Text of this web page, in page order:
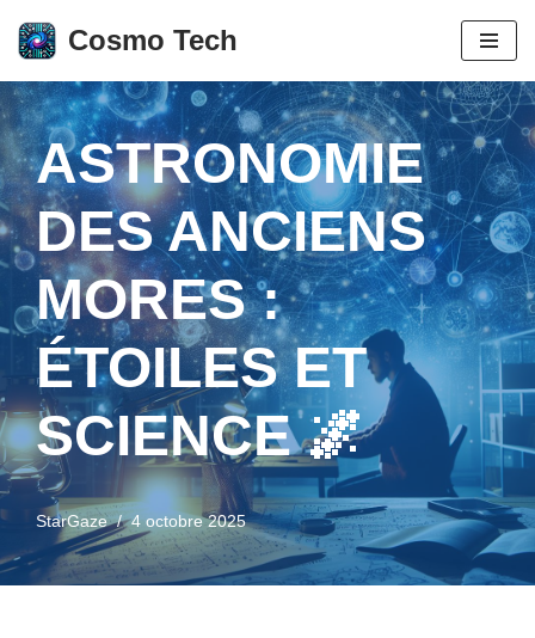
Aller
au
contenu
Cosmo Tech
ASTRONOMIE
DES ANCIENS
MORES :
ÉTOILES ET
SCIENCE 🌌
StarGaze 4 octobre 2025